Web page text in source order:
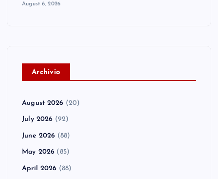
August 6, 2026
Archivio
August 2026 (20)
July 2026 (92)
June 2026 (88)
May 2026 (85)
April 2026 (88)